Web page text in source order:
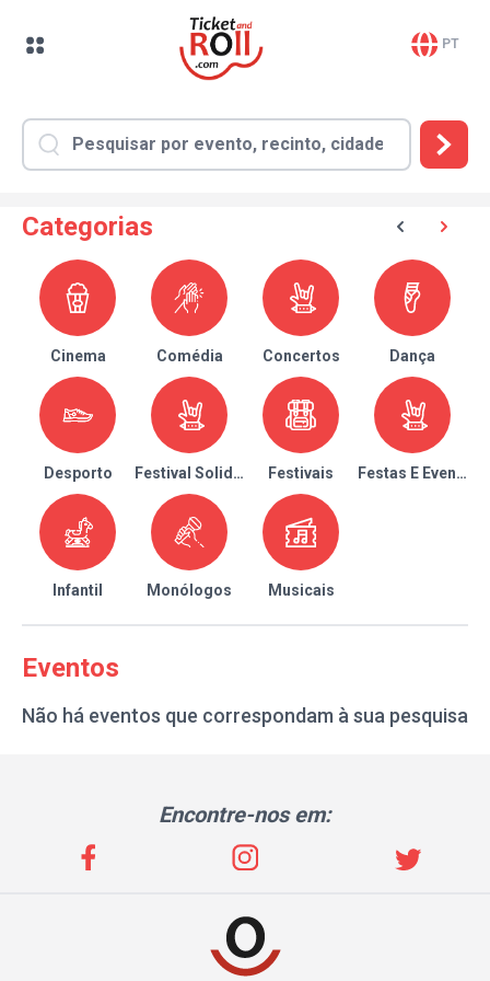
PT
Categorias
Cinema Comédia Concertos Dança
Desporto Festival Solidário Festivais Festas E Eventos
Infantil Monólogos Musicais
Eventos
Não há eventos que correspondam à sua pesquisa
Encontre-nos em: